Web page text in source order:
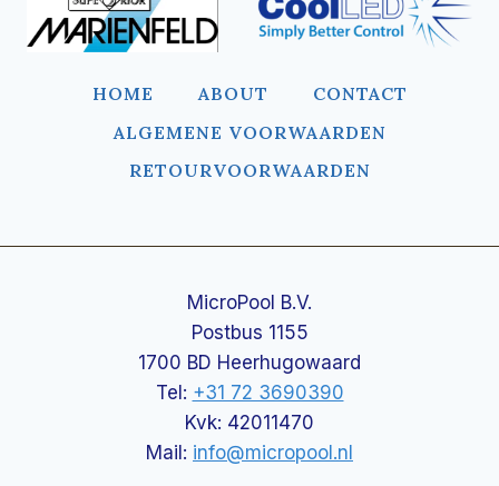
HOME ABOUT
CONTACT
ALGEMENE VOORWAARDEN
RETOURVOORWAARDEN
MicroPool B.V.
Postbus 1155
1700 BD Heerhugowaard
Tel: +31 72 3690390
Kvk: 42011470
Mail: info@micropool.nl